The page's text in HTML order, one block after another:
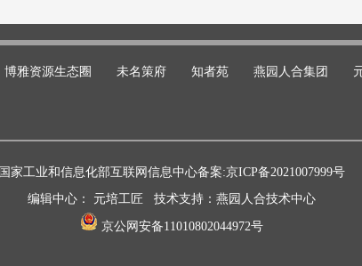
博雅资源生态圈 未名策府 知者苑 燕园人合集团
国家工业和信息化部互联网信息中心备案:京ICP备2021007999号
编辑中心： 元培工匠 技术支持：燕园人合技术中心
京公网安备11010802044972号